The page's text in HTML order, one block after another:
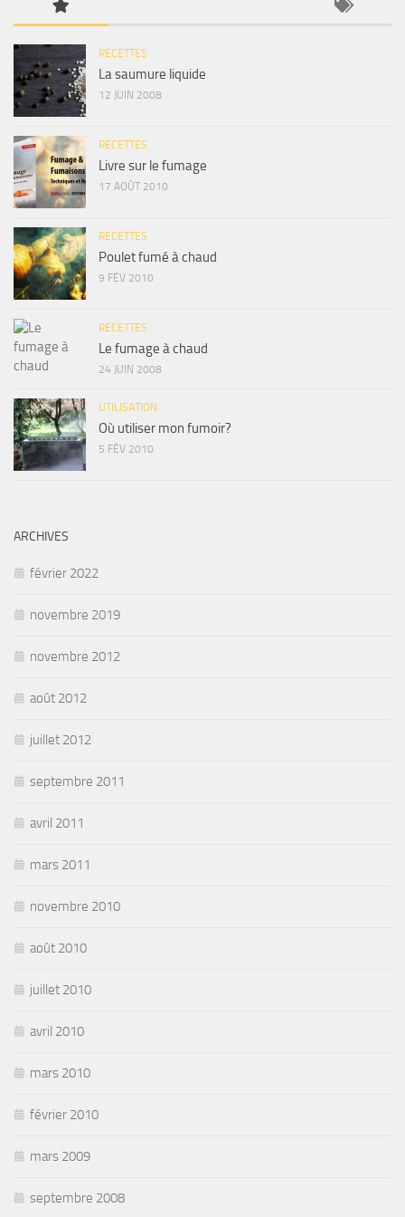
RECETTES
La saumure liquide
12 JUIN 2008
RECETTES
Livre sur le fumage
17 AOÛT 2010
RECETTES
Poulet fumé à chaud
9 FÉV 2010
RECETTES
Le fumage à chaud
24 JUIN 2008
UTILISATION
Où utiliser mon fumoir?
5 FÉV 2010
ARCHIVES
février 2022
novembre 2019
novembre 2012
août 2012
juillet 2012
septembre 2011
avril 2011
mars 2011
novembre 2010
août 2010
juillet 2010
avril 2010
mars 2010
février 2010
mars 2009
septembre 2008